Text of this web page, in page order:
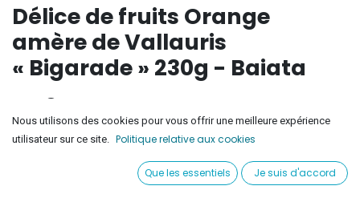
Délice de fruits Orange
amère de Vallauris
« Bigarade » 230g - Baiata
7,50
Nous utilisons des cookies pour vous offrir une meilleure expérience
utilisateur sur ce site.
Politique relative aux cookies
Que les essentiels Je suis d'accord